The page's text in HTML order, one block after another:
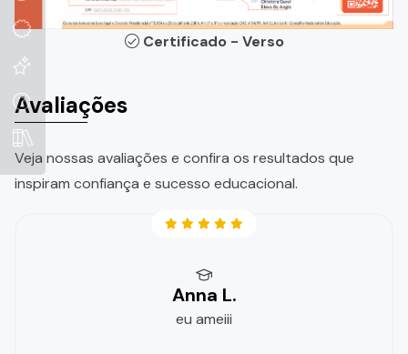
Certificado - Verso
Avaliações
Veja nossas avaliações e confira os resultados que
inspiram confiança e sucesso educacional.
Anna L.
eu ameiii